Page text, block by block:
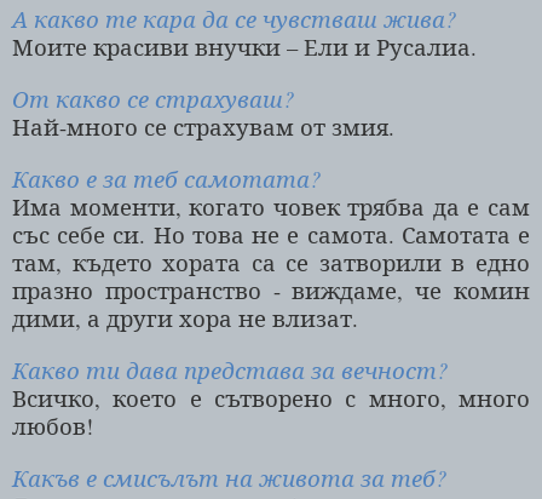
А какво те кара да се чувстваш жива?
Моите красиви внучки – Ели и Русалиа.
От какво се страхуваш?
Най-много се страхувам от змия.
Какво е за теб самотата?
Има моменти, когато човек трябва да е сам
със себе си. Но това не е самота. Самотата е
там, където хората са се затворили в едно
празно пространство - виждаме, че комин
дими, а други хора не влизат.
Какво ти дава представа за вечност?
Всичко, което е сътворено с много, много
любов!
Какъв е смисълът на живота за теб?